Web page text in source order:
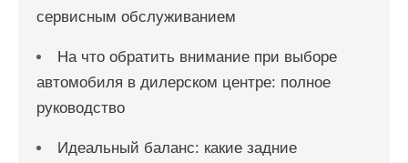
сервисным обслуживанием
На что обратить внимание при выборе
автомобиля в дилерском центре: полное
руководство
Идеальный баланс: какие задние